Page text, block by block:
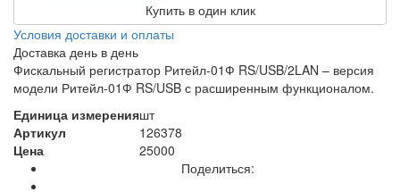
Купить в один клик
Условия доставки и оплаты
Доставка день в день
Фискальный регистратор Ритейл-01Ф RS/USB/2LAN – версия
модели Ритейл-01Ф RS/USB с расширенным функционалом.
Единица измеренияшт
Артикул
126378
Цена
25000
Поделиться: